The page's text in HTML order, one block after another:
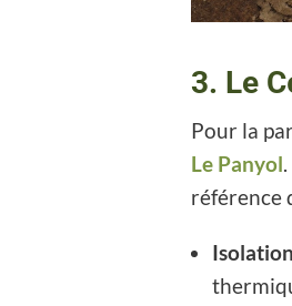
3. Le
Pour la
Le Panyol
référence